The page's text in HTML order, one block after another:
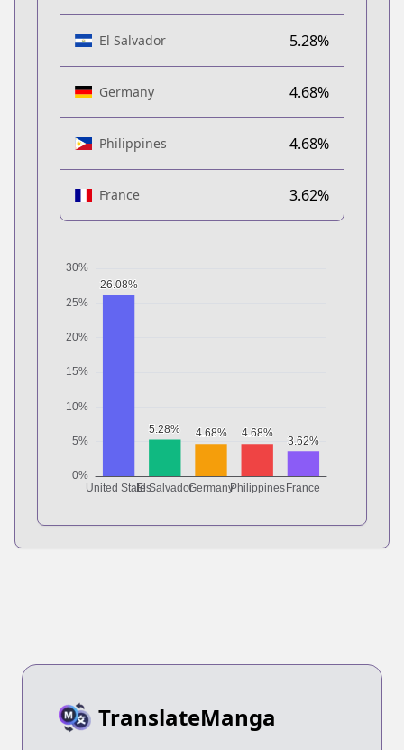
El Salvador 5.28%
Germany 4.68%
Philippines 4.68%
France 3.62%
TranslateManga